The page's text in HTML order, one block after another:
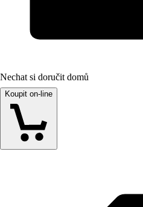
Nechat si doručit domů
Koupit on-line